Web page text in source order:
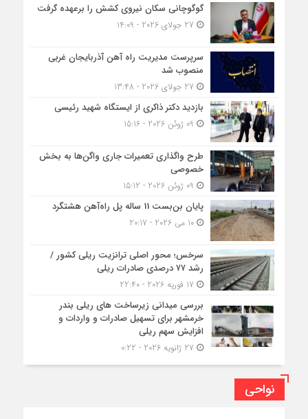
گوگوچانی سکان نیروی کشش را برعهده گرفت
سرپرست مدیریت راه آهن آذربایجان غربی
منصوب شد
بازدید دکتر ذاکری از ایستگاه شهید رئیسی
طرح واگذاری تعمیرات جاری واگن‌ها به بخش
خصوصی
پایان بن‌بست 11 ساله پل راه‌آهن هشتگرد
10 می 2026 - 20:17
سرخس؛ محور اصلی ترانزیت ریلی کشور /
رشد ۷۷ درصدی صادرات ریلی
بررسی میدانی زیرساخت های ریلی بندر
خرمشهر برای تسهیل صادرات و واردات و
افزایش سهم ریلی
نواحی